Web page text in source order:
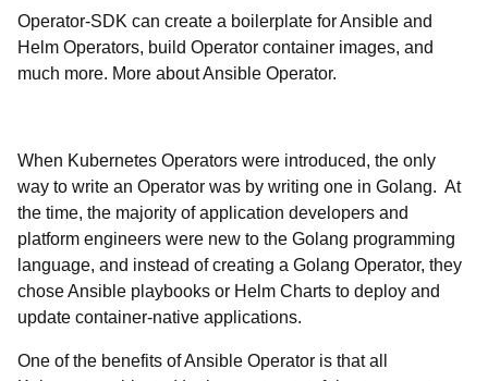
Operator-SDK can create a boilerplate for Ansible and
Helm Operators, build Operator container images, and
much more. More about Ansible Operator.
When Kubernetes Operators were introduced, the only
way to write an Operator was by writing one in Golang. At
the time, the majority of application developers and
platform engineers were new to the Golang programming
language, and instead of creating a Golang Operator, they
chose Ansible playbooks or Helm Charts to deploy and
update container-native applications.
One of the benefits of Ansible Operator is that all